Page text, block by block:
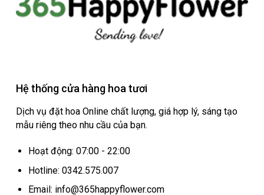
Hệ thống cửa hàng hoa tươi
Dịch vụ đặt hoa Online chất lượng, giá hợp lý, sáng tạo
mẫu riêng theo nhu cầu của bạn.
Hoạt động: 07:00 - 22:00
Hotline: 0342.575.007
Email: info@365happyflower.com